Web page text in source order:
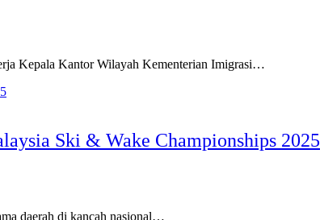
Kepala Kantor Wilayah Kementerian Imigrasi…
Ski & Wake Championships 2025
daerah di kancah nasional…